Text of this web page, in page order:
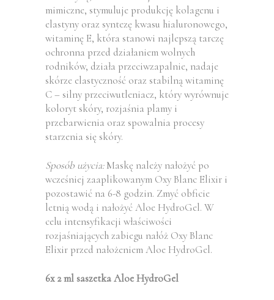
mimiczne, stymuluje produkcję kolagenu i
elastyny oraz syntezę kwasu hialuronowego,
witaminę E, która stanowi najlepszą tarczę
ochronna przed działaniem wolnych
rodników, działa przeciwzapalnie, nadaje
skórze elastyczność oraz stabilną witaminę
C – silny przeciwutleniacz, który wyrównuje
koloryt skóry, rozjaśnia plamy i
przebarwienia oraz spowalnia procesy
starzenia się skóry.
Sposób użycia:Maskę należy nałożyć po
wcześniej zaaplikowanym Oxy Blanc Elixir i
pozostawić na 6-8 godzin. Zmyć obficie
letnią wodą i nałożyć Aloe HydroGel. W
celu intensyfikacji właściwości
rozjaśniających zabiegu nałóż Oxy Blanc
Elixir przed nałożeniem Aloe HydroGel.
6x 2 ml saszetka Aloe HydroGel